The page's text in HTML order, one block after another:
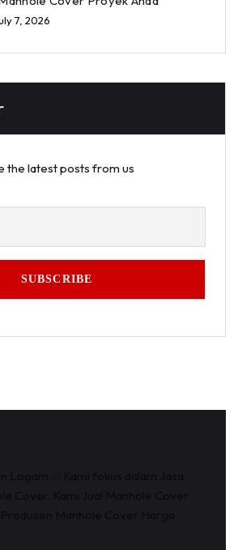
7, 2026
the latest posts from us